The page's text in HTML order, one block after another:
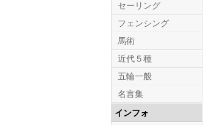
セーリング
フェンシング
馬術
近代５種
五輪一般
名言集
インフォ